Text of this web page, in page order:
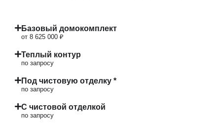
Базовый домокомплект
от 8 625 000 ₽
Теплый контур
по запросу
Под чистовую отделку *
по запросу
С чистовой отделкой
по запросу